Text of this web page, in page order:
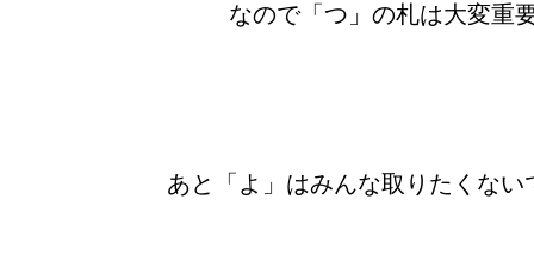
なので「つ」の札は大変重
あと「よ」はみんな取りたくない